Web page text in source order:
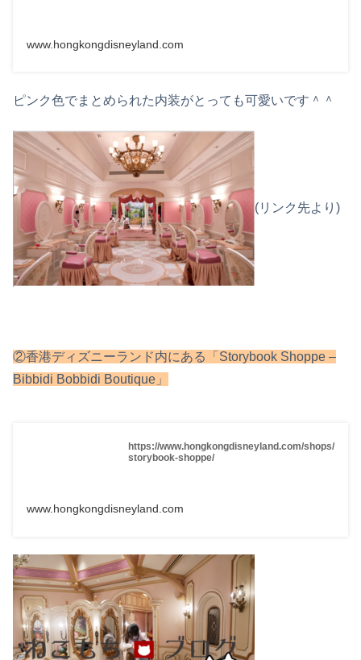
www.hongkongdisneyland.com
ピンク色でまとめられた内装がとっても可愛いです＾＾
(リンク先より)
②香港ディズニーランド内にある「Storybook Shoppe –
Bibbidi Bobbidi Boutique」
https://www.hongkongdisneyland.com/shops/
storybook-shoppe/
www.hongkongdisneyland.com